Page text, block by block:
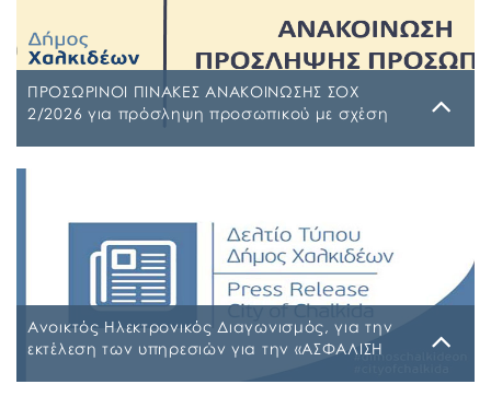
ΠΡΟΣΩΡΙΝΟΙ ΠΙΝΑΚΕΣ ΑΝΑΚΟΙΝΩΣΗΣ ΣΟΧ
2/2026 για πρόσληψη προσωπικού με σχέση
ΠΙΝΑΚΑΣ ΚΑΤΑΤΑΞΗΣ ΣΥΜΜΕΤΕΧΟΝΤΩΝ 1 ΡΗΒΖΩΗΑ-
Ρ5Τ-1 ΠΡΟΣΩΡΙΝΟΣ ΠΙΝΑΚΑΣ ΜΕΡΙΚΗΣ ΑΠΑΣΧΟΛΗΣΗΣ
ΨΔΑΚΩΗΑ-ΑΟ3 ΠΡΟΣΩΡΙΝΟΣ ΠΙΝΑΚΑΣ ΠΛΗΡΟΥΣ
ΑΠΑΣΧΟΛΗΣΗΣ ΨΦΑ4ΩΗΑ-ΦΣΒ ΠΡΟΣΩΡΙΝΟΣ ΠΙΝΑΚΑΣ
ΣΥΜΜΕΤΕΧΟΝΤΩΝ 6ΖΛΚΩΗΑ-ΠΩΗ
Ανοικτός Ηλεκτρονικός Διαγωνισμός, για την
εκτέλεση των υπηρεσιών για την «ΑΣΦΑΛΙΣΗ